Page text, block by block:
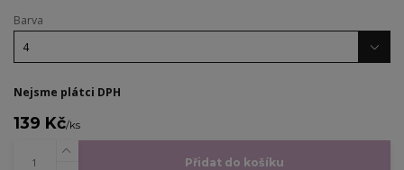
Barva
Nejsme plátci DPH
139 Kč/ks
Přidat do košíku